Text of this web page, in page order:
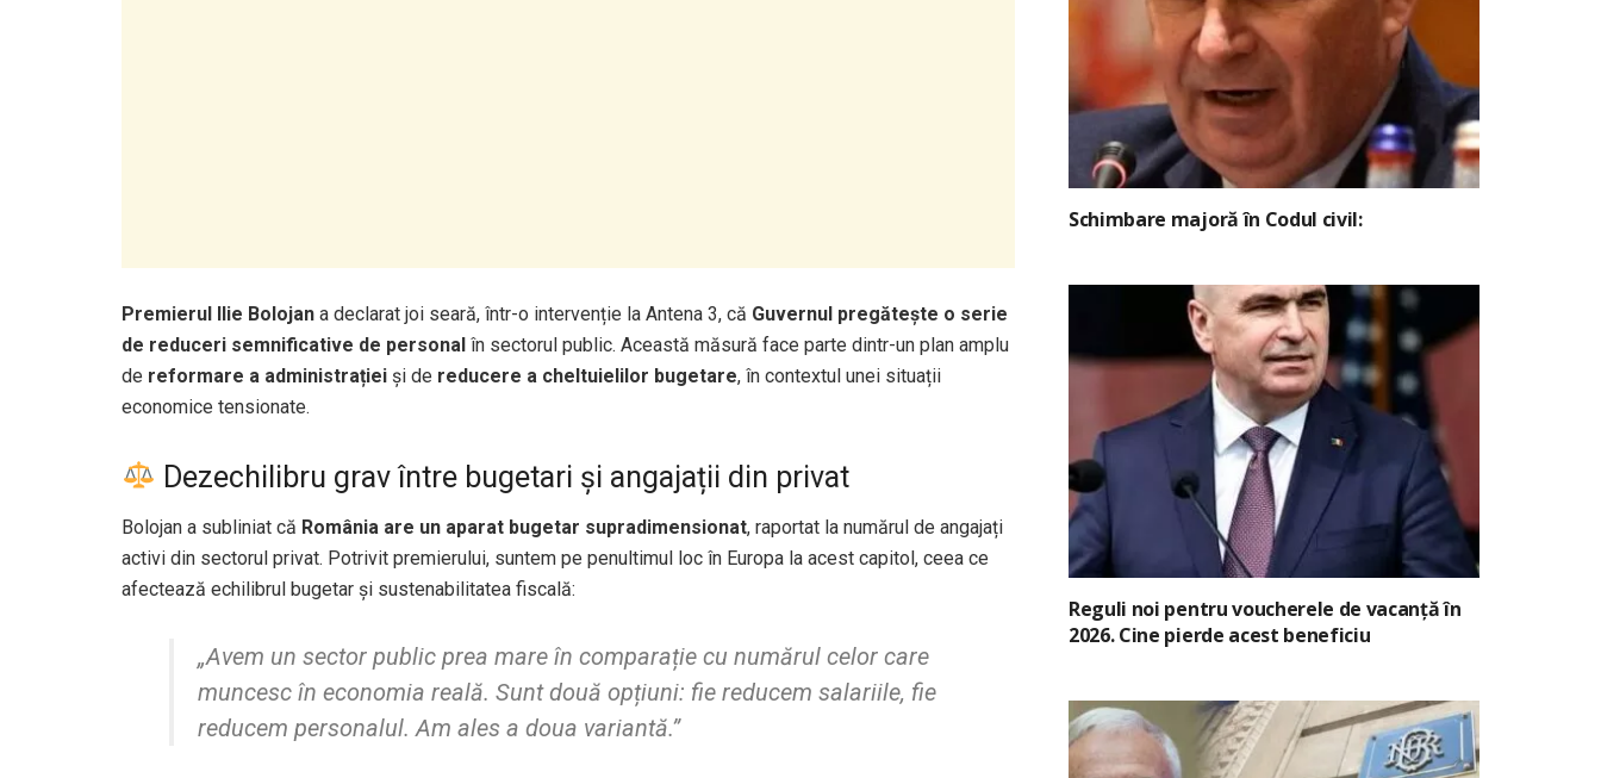
Premierul Ilie Bolojan a declarat joi seară, într-o intervenție la Antena 3, că Guvernul pregătește o serie
de reduceri semnificative de personal în sectorul public. Această măsură face parte dintr-un plan amplu
de reformare a administrației și de reducere a cheltuielilor bugetare, în contextul unei situații
economice tensionate.
Dezechilibru grav între bugetari și angajații din privat
Bolojan a subliniat că România are un aparat bugetar supradimensionat, raportat la numărul de angajați
activi din sectorul privat. Potrivit premierului, suntem pe penultimul loc în Europa la acest capitol, ceea ce
afectează echilibrul bugetar și sustenabilitatea fiscală:
„Avem un sector public prea mare în comparație cu numărul celor care
muncesc în economia reală. Sunt două opțiuni: fie reducem salariile, fie
reducem personalul. Am ales a doua variantă.”
Schimbare majoră în Codul civil:
Reguli noi pentru voucherele de vacanță în
2026. Cine pierde acest beneficiu